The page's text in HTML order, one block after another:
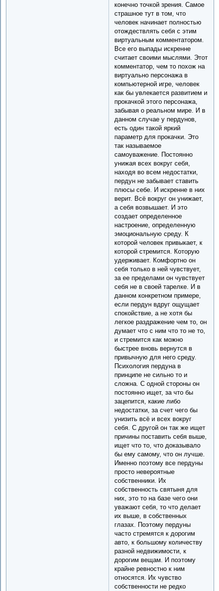
конечно точкой зрения. Самое
страшное тут в том, что
человек начинает полностью
отождествлять себя с этим
виртуальным комментатором.
Все его выпады искренне
считает своими мыслями. Этот
комментатор, чем то похож на
виртуально персонажа в
компьютерной игре, человек
как бы увлекается развитием и
прокачкой этого персонажа,
забывая о реальном мире. И в
данном случае у пердунов,
есть один такой яркий
параметр для прокачки. Это
так называемое
самоуважение. Постоянно
унижая всех вокруг себя,
находя во всем недостатки,
пердун не забывает ставить
плюсы себе. И искренне в них
верит. Всё вокруг он унижает,
а себя возвышает. И это
создает определенное
настроение, определенную
эмоциональную среду. К
которой человек привыкает, к
которой стремится. Которую
удерживает. Комфортно он
себя только в ней чувствует,
за ее пределами он чувствует
себя не в своей тарелке. И в
данном конкретном примере,
если пердун вдруг ощущает
спокойствие, а не хотя бы
легкое раздражение чем то, он
думает что с ним что то не то,
и стремится как можно
быстрее вновь вернутся в
привычную для него среду.
Психология пердуна в
принципе не сильно то и
сложна. С одной стороны он
постоянно ищет, за что бы
зацепится, какие либо
недостатки, за счет чего бы
унизить всё и всех вокруг
себя. С другой он так же ищет
причины поставить себя выше,
ищет что то, что доказывало
бы ему самому, что он лучше.
Именно поэтому все пердуны
просто невероятные
собственники. Их
собственность святыня для
них, это то на базе чего они
уважают себя, то что делает
их выше, в собственных
глазах. Поэтому пердуны
часто стремятся к дорогим
авто, к большому количеству
разной недвижимости, к
дорогим вещам. И поэтому
крайне ревностно к ним
относятся. Их чувство
собственности не редко